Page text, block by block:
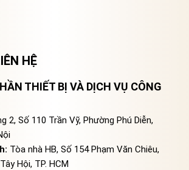
HỆ
THIẾT BỊ VÀ DỊCH VỤ CÔNG
2, Số 110 Trần Vỹ, Phường Phú Diễn,
Tòa nhà HB, Số 154 Phạm Văn Chiêu,
Hội, TP. HCM